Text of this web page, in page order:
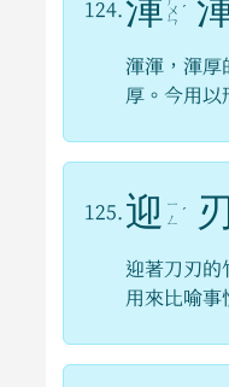
124. 渾 ㄨ
ㄣ
ˊ
渾渾，渾厚
厚。今用以
125. 迎 ㄧ
ㄥ
ˊ 刃
迎著刀刃的
用來比喻事